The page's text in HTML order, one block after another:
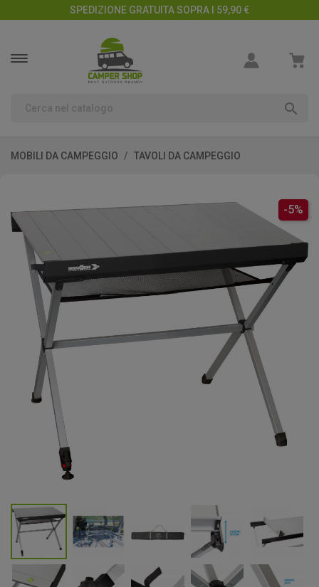
SPEDIZIONE GRATUITA SOPRA I 59,90 €

MOBILI DA CAMPEGGIO TAVOLI DA CAMPEGGIO
-5%